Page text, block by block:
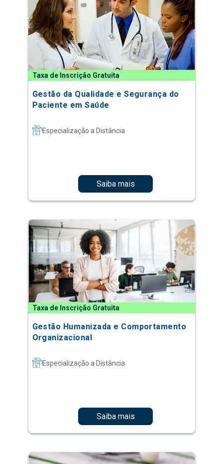
Taxa de Inscrição Gratuita
Gestão da Qualidade e Segurança do
Paciente em Saúde
Especialização a Distância
Saiba mais
Taxa de Inscrição Gratuita
Gestão Humanizada e Comportamento
Organizacional
Especialização a Distância
Saiba mais